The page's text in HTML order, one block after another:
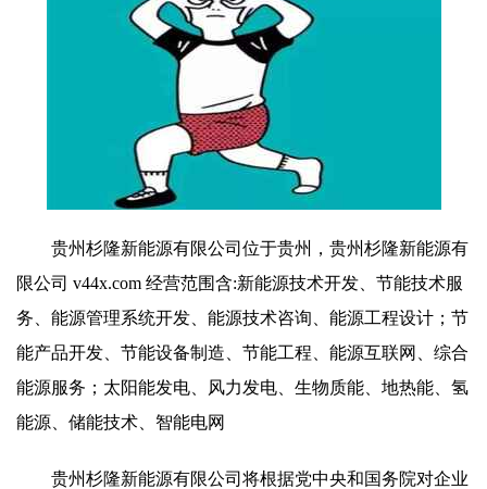
贵州杉隆新能源有限公司位于贵州，贵州杉隆新能源有
限公司 v44x.com 经营范围含:新能源技术开发、节能技术服
务、能源管理系统开发、能源技术咨询、能源工程设计；节
能产品开发、节能设备制造、节能工程、能源互联网、综合
能源服务；太阳能发电、风力发电、生物质能、地热能、氢
能源、储能技术、智能电网
贵州杉隆新能源有限公司将根据党中央和国务院对企业